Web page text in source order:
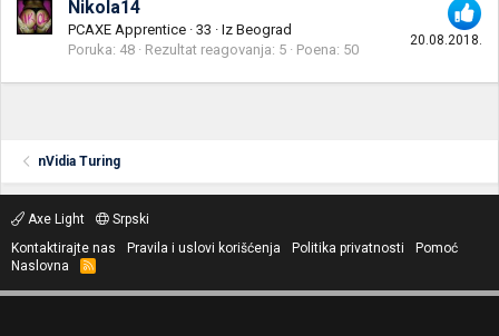
20.08.2018.
Nikola14
PCAXE Apprentice · 33 · Iz Beograd
Poruka 48 Rezultat reagovanja 5 Poena 50
nVidia Turing
Axe Light
Srpski
Kontaktirajte nas
Pravila i uslovi korišćenja Politika privatnosti
Pomoć
Naslovna
R
S